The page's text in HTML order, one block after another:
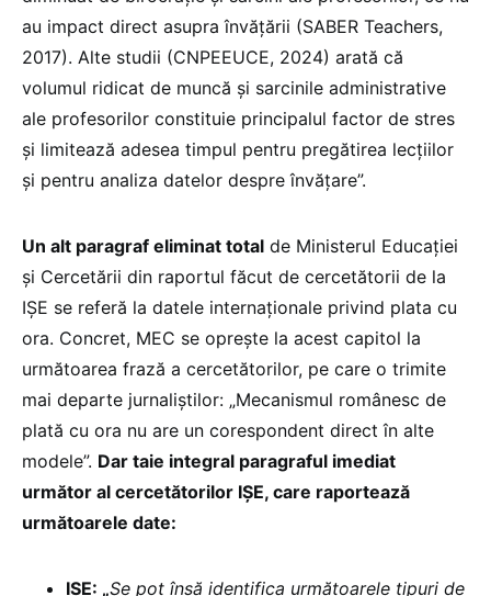
au impact direct asupra învățării (SABER Teachers,
2017). Alte studii (CNPEEUCE, 2024) arată că
volumul ridicat de muncă și sarcinile administrative
ale profesorilor constituie principalul factor de stres
și limitează adesea timpul pentru pregătirea lecțiilor
și pentru analiza datelor despre învățare”.
Un alt paragraf eliminat total de Ministerul Educației
și Cercetării din raportul făcut de cercetătorii de la
IȘE se referă la datele internaționale privind plata cu
ora. Concret, MEC se oprește la acest capitol la
următoarea frază a cercetătorilor, pe care o trimite
mai departe jurnaliștilor: „Mecanismul românesc de
plată cu ora nu are un corespondent direct în alte
modele”. Dar taie integral paragraful imediat
următor al cercetătorilor IȘE, care raportează
următoarele date:
IȘE: „Se pot însă identifica următoarele tipuri de